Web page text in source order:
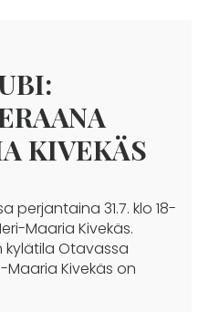
KIVEKÄS
perjantaina 31.7. klo 18-
Maaria Kivekäs.
kylätila Otavassa
Maaria Kivekäs on